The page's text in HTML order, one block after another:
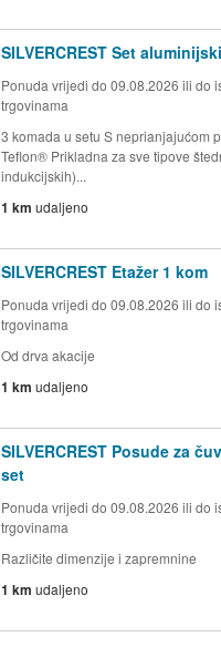
SILVERCREST Set
Ponuda vrijedi do 09.08.2026 ili do
trgovinama
3 komada u setu S neprianjajućom
Teflon® Prikladna za sve tipove
indukcijskih)...
1 km udaljeno
SILVERCREST Etažer 1 kom
Ponuda vrijedi do 09.08.2026 ili do
trgovinama
Od drva akacije
1 km udaljeno
SILVERCREST Posude za
set
Ponuda vrijedi do 09.08.2026 ili do
trgovinama
Različite dimenzije i zapremnine
1 km udaljeno